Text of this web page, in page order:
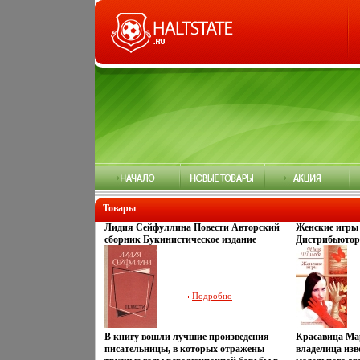
Товары
Лидия Сейфуллина Повести Авторский
сборник Букинистическое издание
Сохранность: Хорошая Издательство:
Советская Россия, 1984 г Твердый
переплет, 320 стр Тираж: 400000 экз
Формат: 84x108/32 (~130х205 мм) инфо
10548z.
Подробно
В книгу вошли лучшие произведения
писательницы, в которых отражены
Женские
Русский
92 мин , США
Amritraj
Красавица
владелица